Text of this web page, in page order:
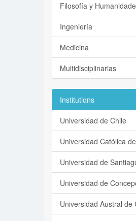
Filosofía y
Ingeniería
Medicina
Multidisciplinarias
Institutions
Universidad de Chile
Universidad Católica
Universidad de
Universidad de
Universidad Austral de